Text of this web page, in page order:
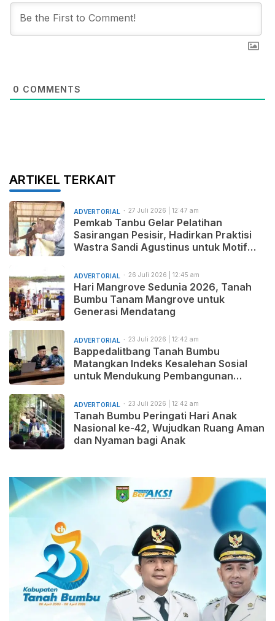
0 COMMENTS
ARTIKEL TERKAIT
ADVERTORIAL 27 Juli 2026 | 12:47 am
Pemkab Tanbu Gelar Pelatihan
Sasirangan Pesisir, Hadirkan Praktisi
Wastra Sandi Agustinus untuk Motif
ADVERTORIAL 26 Juli 2026 | 12:45 am
Hari Mangrove Sedunia 2026, Tanah
Bumbu Tanam Mangrove untuk
Generasi Mendatang
ADVERTORIAL 23 Juli 2026 | 12:42 am
Bappedalitbang Tanah Bumbu
Matangkan Indeks Kesalehan Sosial
untuk Mendukung Pembangunan
Beradab
ADVERTORIAL 23 Juli 2026 | 12:42 am
Tanah Bumbu Peringati Hari Anak
Nasional ke-42, Wujudkan Ruang Aman
dan Nyaman bagi Anak